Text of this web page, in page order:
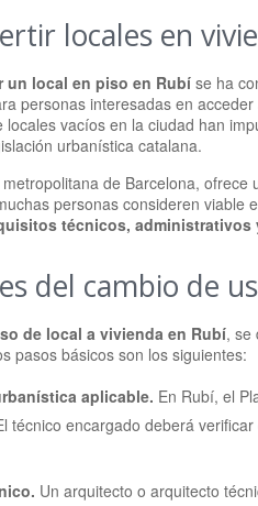
locales en
un local en piso en Rubíse ha
personas interesadas en acceder
locales vacíos en la ciudad han
urbanística catalana.
de Barcelona,
personas consideren
técnicos, administrativos
del cambio de
de local a vivienda en Rubí, se
pasos básicos son los siguientes:
aplicable. En Rubí, el
técnico encargado deberá
Un arquitecto o arquitecto